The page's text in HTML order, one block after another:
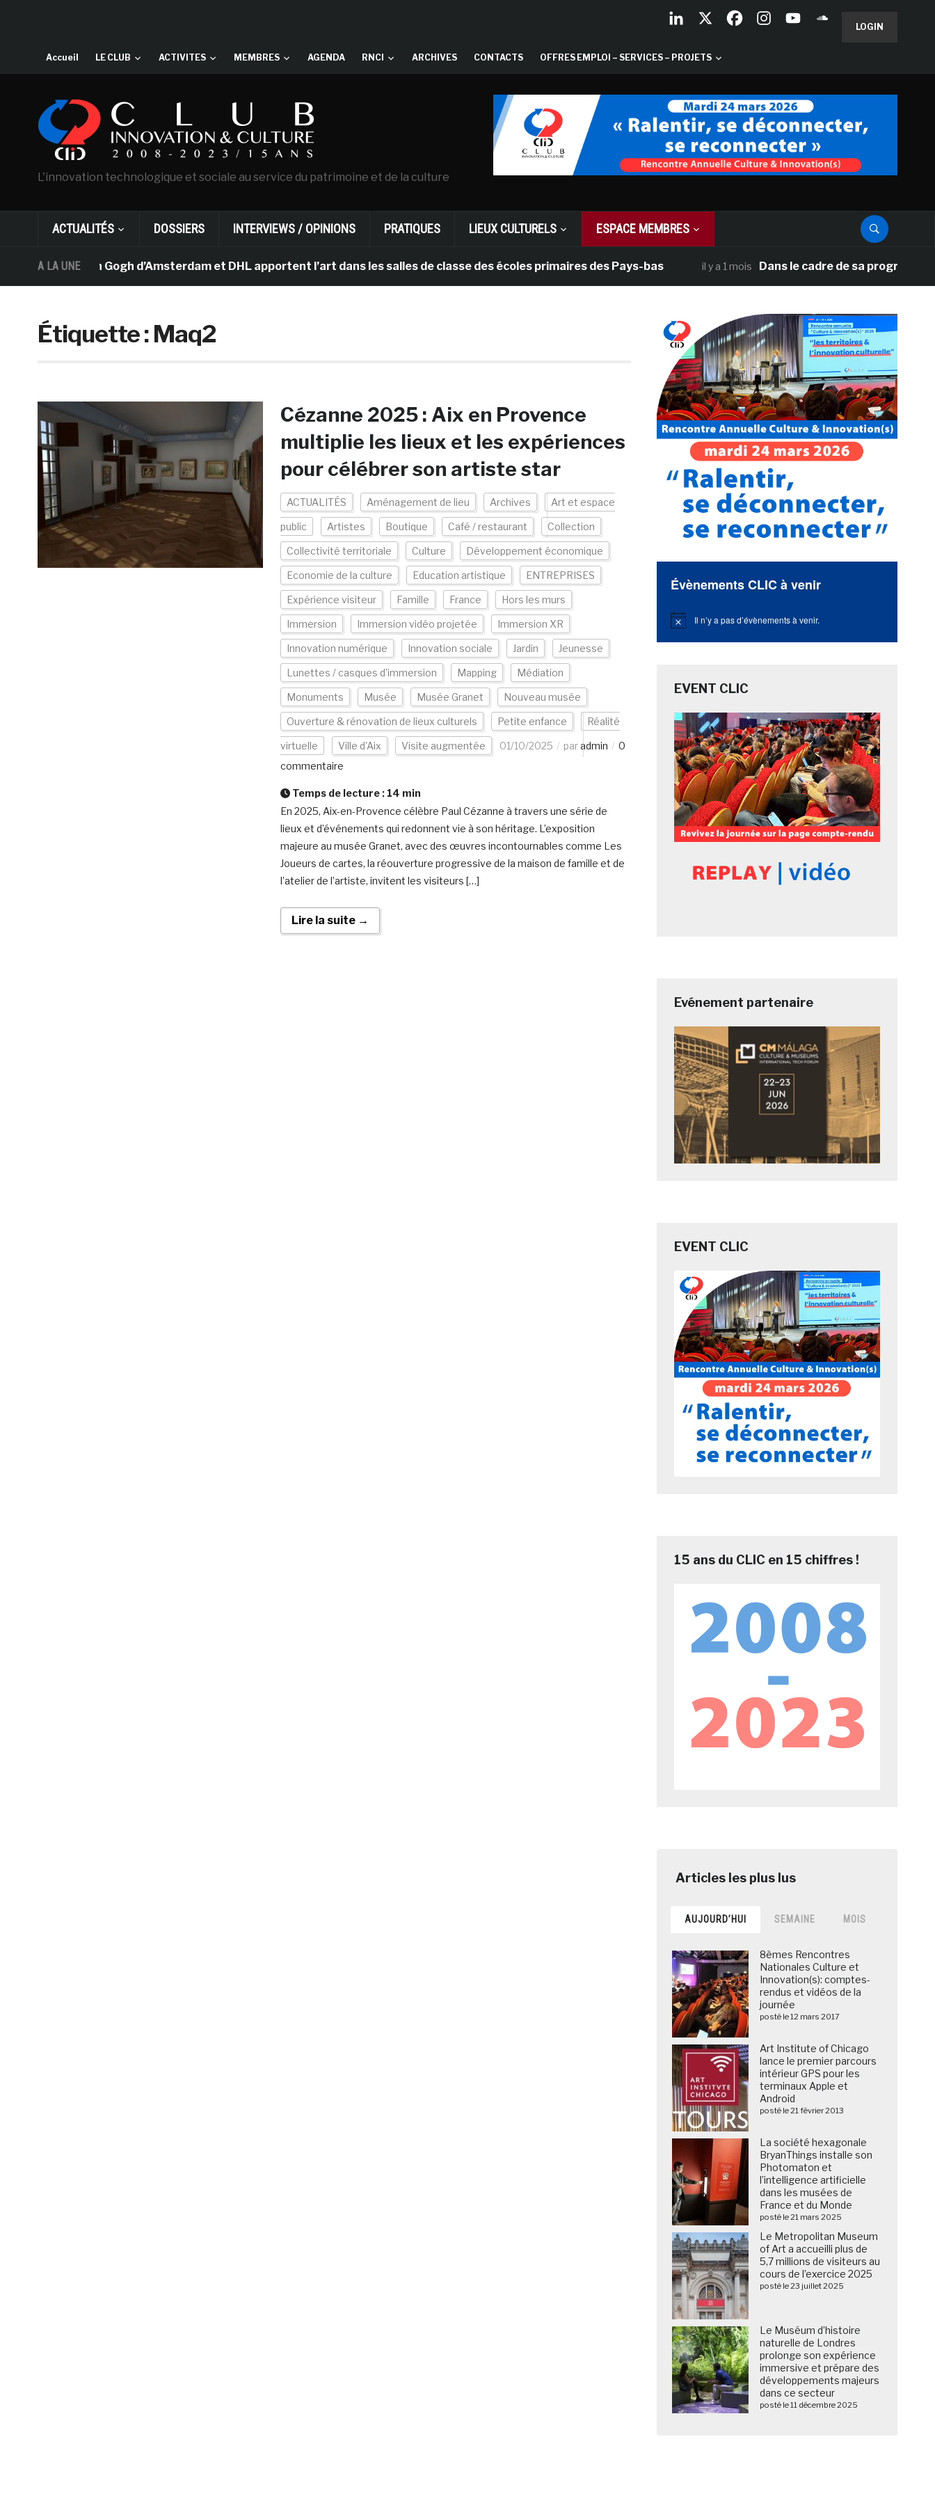
LOGIN
Accueil LE CLUB ACTIVITES MEMBRES AGENDA RNCI ARCHIVES CONTACTS OFFRES EMPLOI – SERVICES – PROJETS
L'innovation technologique et sociale au service du patrimoine et de la culture
ACTUALITÉS DOSSIERS INTERVIEWS / OPINIONS PRATIQUES LIEUX CULTURELS ESPACE MEMBRES
A LA UNE
musée Van Gogh d’Amsterdam et DHL apportent l’art dans les salles de classe des écoles primaires des Pays-bas il y a 1 mois Dans le cadre de sa programmation
Étiquette :Maq2
Cézanne 2025 : Aix en Provence
multiplie les lieux et les expériences
pour célébrer son artiste star
ACTUALITÉS Aménagement de lieu Archives Art et espace
public Artistes Boutique Café / restaurant Collection
Collectivité territoriale Culture Développement économique
Economie de la culture Education artistique ENTREPRISES
Expérience visiteur Famille France Hors les murs
Immersion Immersion vidéo projetée Immersion XR
Innovation numérique Innovation sociale Jardin Jeunesse
Lunettes / casques d'immersion Mapping Médiation
Monuments Musée Musée Granet Nouveau musée
Ouverture & rénovation de lieux culturels Petite enfance Réalité
virtuelle Ville d'Aix Visite augmentée 01/10/2025 paradmin
0
commentaire
Temps de lecture : 14 min
En 2025, Aix-en-Provence célèbre Paul Cézanne à travers une série de
lieux et d’événements qui redonnent vie à son héritage. L’exposition
majeure au musée Granet, avec des œuvres incontournables comme Les
Joueurs de cartes, la réouverture progressive de la maison de famille et de
l’atelier de l’artiste, invitent les visiteurs […]
Lire la suite →
Évènements CLIC à venir
Notice Il n’y a pas d’évènements à venir.
EVENT CLIC
Evénement partenaire
EVENT CLIC
15 ans du CLIC en 15 chiffres !
AUJOURD’HUI SEMAINE MOIS
8èmes Rencontres
Nationales Culture et
Innovation(s): comptes-
rendus et vidéos de la
journée
posté le 12 mars 2017
Art Institute of Chicago
lance le premier parcours
intérieur GPS pour les
terminaux Apple et
Android
posté le 21 février 2013
La société hexagonale
BryanThings installe son
Photomaton et
l’intelligence artificielle
dans les musées de
France et du Monde
posté le 21 mars 2025
Le Metropolitan Museum
of Art a accueilli plus de
5,7 millions de visiteurs au
cours de l’exercice 2025
posté le 23 juillet 2025
Le Muséum d’histoire
naturelle de Londres
prolonge son expérience
immersive et prépare des
développements majeurs
dans ce secteur
posté le 11 décembre 2025